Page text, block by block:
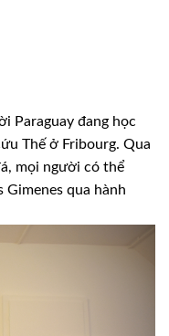
Paraguay đang học
Thế ở Fribourg. Qua
mọi người có thể
Gimenes qua hành